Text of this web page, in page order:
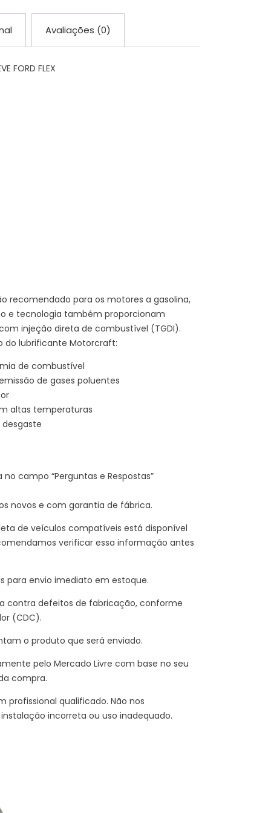
Avaliações (0)
FORD FLEX
recomendado para os motores a gasolina,
e tecnologia também proporcionam
injeção direta de combustível (TGDI).
do lubrificante Motorcraft:
de combustível
de gases poluentes
altas temperaturas
campo “Perguntas e Respostas”
novos e com garantia de fábrica.
de veículos compatíveis está disponível
verificar essa informação antes
para envio imediato em estoque.
contra defeitos de fabricação, conforme
(CDC).
o produto que será enviado.
pelo Mercado Livre com base no seu
compra.
profissional qualificado. Não nos
incorreta ou uso inadequado.